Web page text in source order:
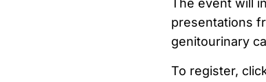
The event will
presentations
genitourinary
To register,